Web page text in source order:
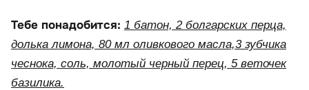
Тебе понадобится: 1 батон, 2 болгарских перца,
долька лимона, 80 мл оливкового масла,3 зубчика
чеснока, соль, молотый черный перец, 5 веточек
базилика.